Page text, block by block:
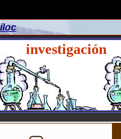
investigación